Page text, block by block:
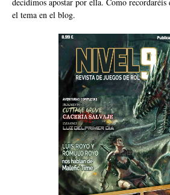
decidimos apostar por ella. Como recordaréis
el tema en el blog.